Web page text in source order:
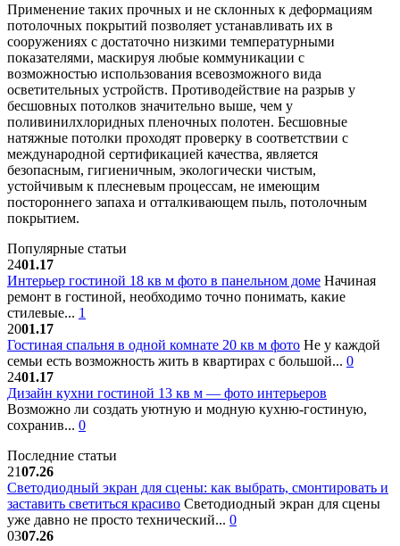
Применение таких прочных и не склонных к деформациям
потолочных покрытий позволяет устанавливать их в
сооружениях с достаточно низкими температурными
показателями, маскируя любые коммуникации с
возможностью использования всевозможного вида
осветительных устройств. Противодействие на разрыв у
бесшовных потолков значительно выше, чем у
поливинилхлоридных пленочных полотен. Бесшовные
натяжные потолки проходят проверку в соответствии с
международной сертификацией качества, является
безопасным, гигиеничным, экологически чистым,
устойчивым к плесневым процессам, не имеющим
постороннего запаха и отталкивающем пыль, потолочным
покрытием.
Популярные статьи
2401.17
Интерьер гостиной 18 кв м фото в панельном доме Начиная
ремонт в гостиной, необходимо точно понимать, какие
стилевые... 1
2001.17
Гостиная спальня в одной комнате 20 кв м фото Не у каждой
семьи есть возможность жить в квартирах с большой... 0
2401.17
Дизайн кухни гостиной 13 кв м — фото интерьеров
Возможно ли создать уютную и модную кухню-гостиную,
сохранив... 0
Последние статьи
2107.26
Светодиодный экран для сцены: как выбрать, смонтировать и
заставить светиться красиво Светодиодный экран для сцены
уже давно не просто технический... 0
0307.26